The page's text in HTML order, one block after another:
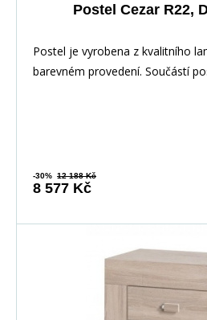
Postel Cezar R22,
Postel je vyrobena z kvalitního
barevném provedení. Součástí
-30% 12 188 Kč
8 577 Kč